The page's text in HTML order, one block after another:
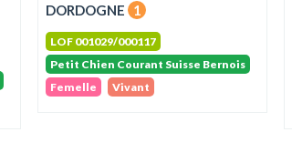
DORDOGNE 1
LOF 001029/000117
Petit Chien Courant Suisse Bernois
Femelle
Vivant